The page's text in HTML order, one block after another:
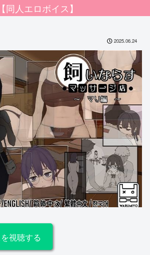
【同人エロボイス】
2025.06.24
視聴する